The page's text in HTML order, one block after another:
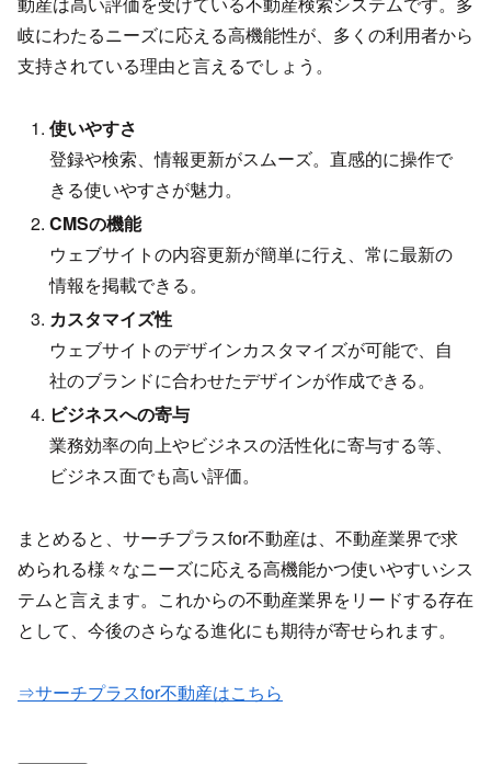
岐にわたるニーズに応える高機能性が、多くの利用者から
支持されている理由と言えるでしょう。
使いやすさ
登録や検索、情報更新がスムーズ。直感的に操作で
きる使いやすさが魅力。
CMSの機能
ウェブサイトの内容更新が簡単に行え、常に最新の
情報を掲載できる。
カスタマイズ性
ウェブサイトのデザインカスタマイズが可能で、自
社のブランドに合わせたデザインが作成できる。
ビジネスへの寄与
業務効率の向上やビジネスの活性化に寄与する等、
ビジネス面でも高い評価。
まとめると、サーチプラスfor不動産​​は、不動産業界で求
められる様々なニーズに応える高機能かつ使いやすいシス
テムと言えます。これからの不動産業界をリードする存在
として、今後のさらなる進化にも期待が寄せられます。
⇒サーチプラスfor不動産はこちら